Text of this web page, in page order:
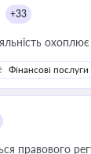
+33
Фінансові послуги
правового